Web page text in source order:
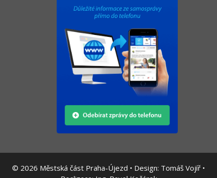
© 2026 Městská část Praha-Újezd • Design: Tomáš Vojíř •